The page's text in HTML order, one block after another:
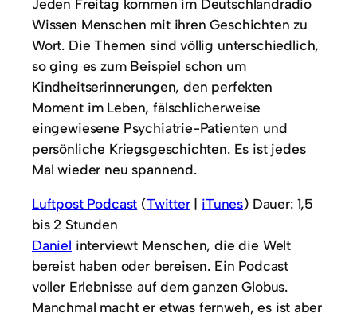
Jeden Freitag kommen im Deutschlandradio
Wissen Menschen mit ihren Geschichten zu
Wort. Die Themen sind völlig unterschiedlich,
so ging es zum Beispiel schon um
Kindheitserinnerungen, den perfekten
Moment im Leben, fälschlicherweise
eingewiesene Psychiatrie-Patienten und
persönliche Kriegsgeschichten. Es ist jedes
Mal wieder neu spannend.
Luftpost Podcast (Twitter| iTunes) Dauer: 1,5
bis 2 Stunden
Daniel interviewt Menschen, die die Welt
bereist haben oder bereisen. Ein Podcast
voller Erlebnisse auf dem ganzen Globus.
Manchmal macht er etwas fernweh, es ist aber